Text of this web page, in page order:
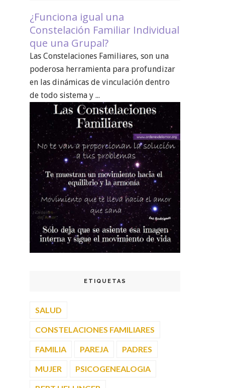
¿Funciona igual una
Constelación Familiar Individual
que una Grupal?
Las Constelaciones Familiares, son una
poderosa herramienta para profundizar
en las dinámicas de vinculación dentro
de todo sistema y ...
ETIQUETAS
SALUD
CONSTELACIONES FAMILIARES
FAMILIA PAREJA PADRES
MUJER PSICOGENEALOGIA